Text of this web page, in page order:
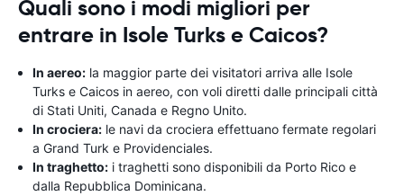
Quali sono i modi migliori per
entrare in Isole Turks e Caicos?
In aereo: la maggior parte dei visitatori arriva alle Isole
Turks e Caicos in aereo, con voli diretti dalle principali città
di Stati Uniti, Canada e Regno Unito.
In crociera: le navi da crociera effettuano fermate regolari
a Grand Turk e Providenciales.
In traghetto: i traghetti sono disponibili da Porto Rico e
dalla Repubblica Dominicana.